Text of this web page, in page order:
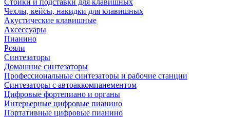
Стойки и подставки для клавишных
Чехлы, кейсы, накидки для клавишных
Акустические клавишные
Аксессуары
Пианино
Рояли
Синтезаторы
Домашние синтезаторы
Профессиональные синтезаторы и рабочие станции
Синтезаторы с автоаккомпанементом
Цифровые фортепиано и органы
Интерьерные цифровые пианино
Портативные цифровые пианино